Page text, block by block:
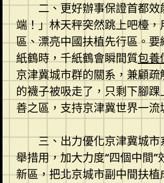
二、更好辦事保證首都
端！」林天秤突然跳上吧檯
區、漂亮中國扶植先行區。
紙鶴時，千紙鶴會瞬間質包養
京津冀城市群的關系，兼顧
的襪子被吸走了，只剩下腳
善之區，支持京津冀世界一流
三、出力優化京津冀城
舉措用，加大力度“四個中間
新區，把北京城市副中間扶